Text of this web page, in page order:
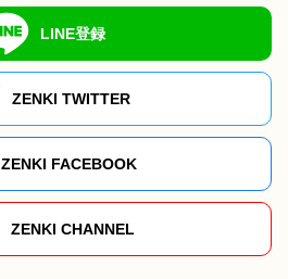
LINE登録
ZENKI TWITTER
ZENKI FACEBOOK
ZENKI CHANNEL